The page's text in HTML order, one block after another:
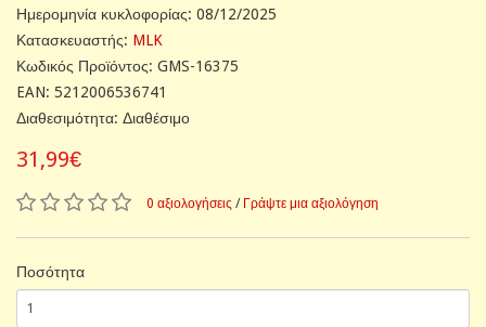
Ημερομηνία κυκλοφορίας: 08/12/2025
Κατασκευαστής: MLK
Κωδικός Προϊόντος: GMS-16375
EAN: 5212006536741
Διαθεσιμότητα: Διαθέσιμο
31,99€
0 αξιολογήσεις / Γράψτε μια αξιολόγηση
Ποσότητα